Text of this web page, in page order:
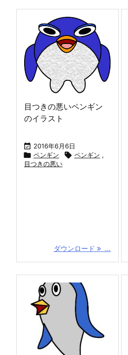
目つきの悪いペンギン
のイラスト
 2016年6月6日
 ペンギン  ペンギン ,
目つきの悪い
ダウンロード ...